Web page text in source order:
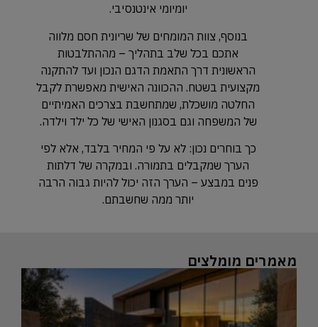
יומיומי אינטנסיבי.
בנוסף, צוות המומחים של שריונית חסם מלווה
אתכם בכל שלב בתהליך – מההתלבטות
הראשונית דרך התאמת הדגם הנכון ועד להתקנה
מקצועית בשטח. ההכוונה האישית מאפשרת לקבל
החלטה מושכלת, שמתחשבת בצרכים האמיתיים
של המשפחה וגם בסגנון האישי של כל ילד וילדה.
כך בוחרים נכון: לא על פי המחיר בלבד, אלא לפי
הערך שמקבלים בתמורה. ובמקרה של דלתות
פנים במבצע – הערך הזה יכול להיות גבוה הרבה
יותר ממה שחשבתם.
מאמרים מומלצים